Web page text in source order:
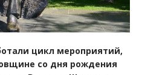
цикл мероприятий,
со дня рождения